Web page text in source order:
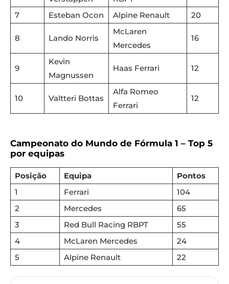
7
Esteban Ocon Alpine Renault 20
8 Lando Norris
McLaren
Mercedes
16
9
Kevin
Magnussen
Haas Ferrari 12
10 Valtteri Bottas
Alfa Romeo
Ferrari
12
Campeonato do Mundo de Fórmula 1 – Top 5
por equipas
Posição Equipa
Pontos
1
Ferrari
104
2
Mercedes
65
3
Red Bull Racing RBPT
55
4
McLaren Mercedes
24
5
Alpine Renault 22